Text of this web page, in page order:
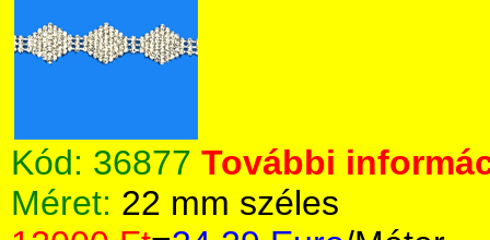
Kód: 36877 További
Méret: 22 mm széles